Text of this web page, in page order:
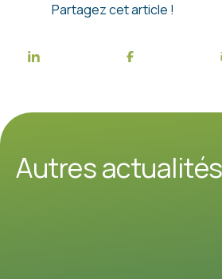
Partagez cet article !
Autres actualités